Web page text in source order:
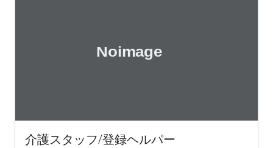
介護スタッフ/登録ヘルパー